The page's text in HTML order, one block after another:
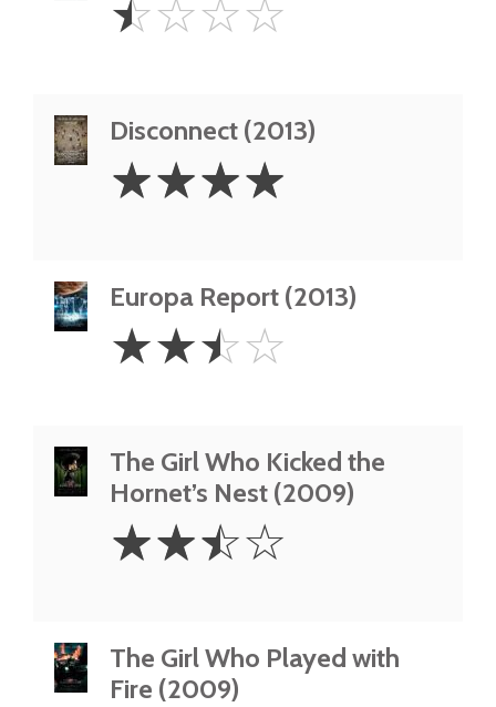
Star
☆☆☆☆
Disconnect (2013)
Stars
☆☆☆☆
Europa Report (2013)
2.5
Stars
☆☆☆☆
The Girl Who Kicked the
Hornet’s Nest (2009)
2.5
Stars
☆☆☆☆
The Girl Who Played with
Fire (2009)